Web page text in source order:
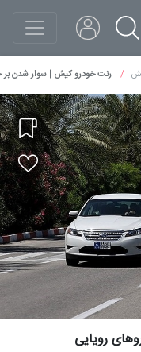
رنت خودرو کیش | سوار شدن بر
رویایی